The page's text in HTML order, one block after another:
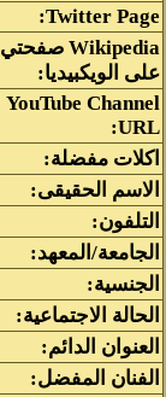
Twitter Page:
Wikipedia صفحتي
على الويكبيديا:
YouTube Channel
URL:
اكلات مفضلة:
الاسم الحقيقى:
التلفون:
الجامعة/المعهد:
الجنسية:
الحالة الاجتماعية:
العنوان الدائم:
الفنان المفضل: